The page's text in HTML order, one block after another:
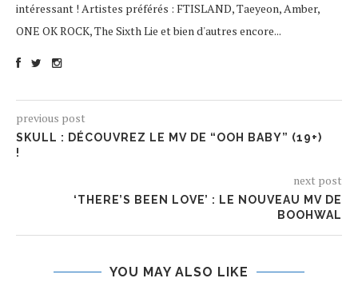
intéressant ! Artistes préférés : FTISLAND, Taeyeon, Amber,
ONE OK ROCK, The Sixth Lie et bien d'autres encore...
previous post
SKULL : DÉCOUVREZ LE MV DE “OOH BABY” (19+)
!
next post
‘THERE’S BEEN LOVE’ : LE NOUVEAU MV DE
BOOHWAL
YOU MAY ALSO LIKE